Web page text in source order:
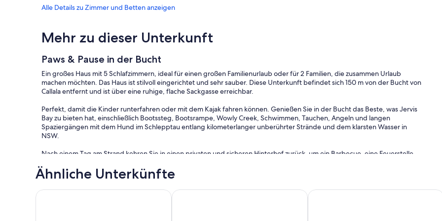
Alle Details zu Zimmer und Betten anzeigen
Mehr zu dieser Unterkunft
Paws & Pause in der Bucht
Ein großes Haus mit 5 Schlafzimmern, ideal für einen großen Familienurlaub oder für 2 Familien, die zusammen Urlaub
machen möchten. Das Haus ist stilvoll eingerichtet und sehr sauber. Diese Unterkunft befindet sich 150 m von der Bucht von
Callala entfernt und ist über eine ruhige, flache Sackgasse erreichbar.
Perfekt, damit die Kinder runterfahren oder mit dem Kajak fahren können. Genießen Sie in der Bucht das Beste, was Jervis
Bay zu bieten hat, einschließlich Bootssteg, Bootsrampe, Wowly Creek, Schwimmen, Tauchen, Angeln und langen
Spaziergängen mit dem Hund im Schlepptau entlang kilometerlanger unberührter Strände und dem klarsten Wasser in
NSW.
Nach einem Tag am Strand kehren Sie in einen privaten und sicheren Hinterhof zurück, um ein Barbecue, eine Feuerstelle,
Tägliche Saisonpreise, Gebühren und Konditionen gelten
Ähnliche Unterkünfte
KALAAL COTTAGE STRANDHAUS Casa Arbol by Experience Jervis Bay Baum & Sea, Callala Strand